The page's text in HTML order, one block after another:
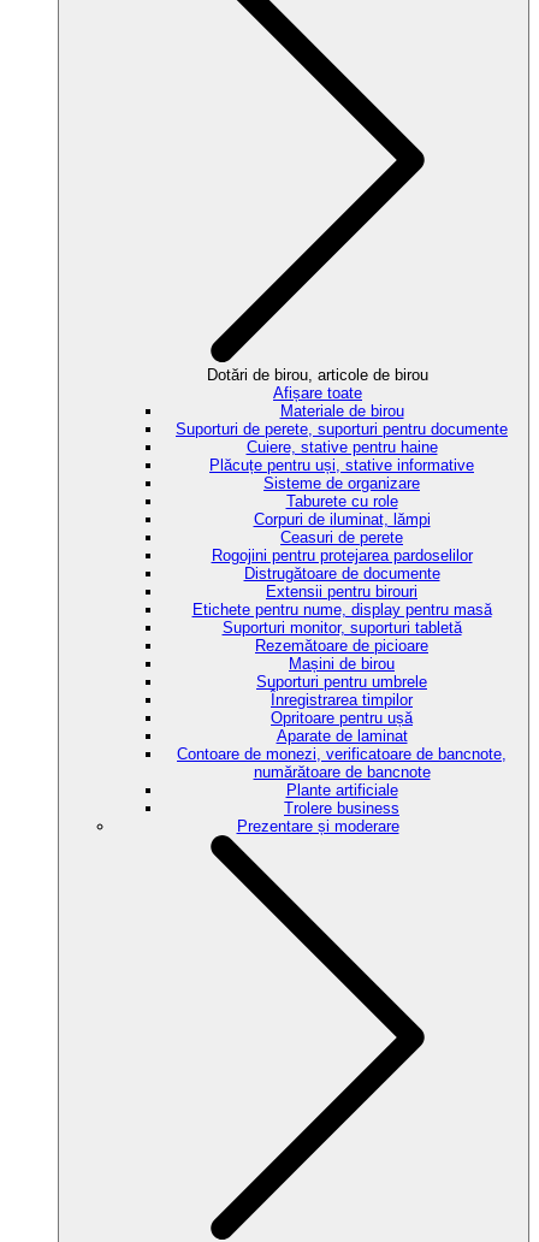
Dotări de birou, articole de birou
Afișare toate
Materiale de birou
Suporturi de perete, suporturi pentru documente
Cuiere, stative pentru haine
Plăcuțe pentru uși, stative informative
Sisteme de organizare
Taburete cu role
Corpuri de iluminat, lămpi
Ceasuri de perete
Rogojini pentru protejarea pardoselilor
Distrugătoare de documente
Extensii pentru birouri
Etichete pentru nume, display pentru masă
Suporturi monitor, suporturi tabletă
Rezemătoare de picioare
Mașini de birou
Suporturi pentru umbrele
Înregistrarea timpilor
Opritoare pentru ușă
Aparate de laminat
Contoare de monezi, verificatoare de bancnote,
numărătoare de bancnote
Plante artificiale
Trolere business
Prezentare și moderare